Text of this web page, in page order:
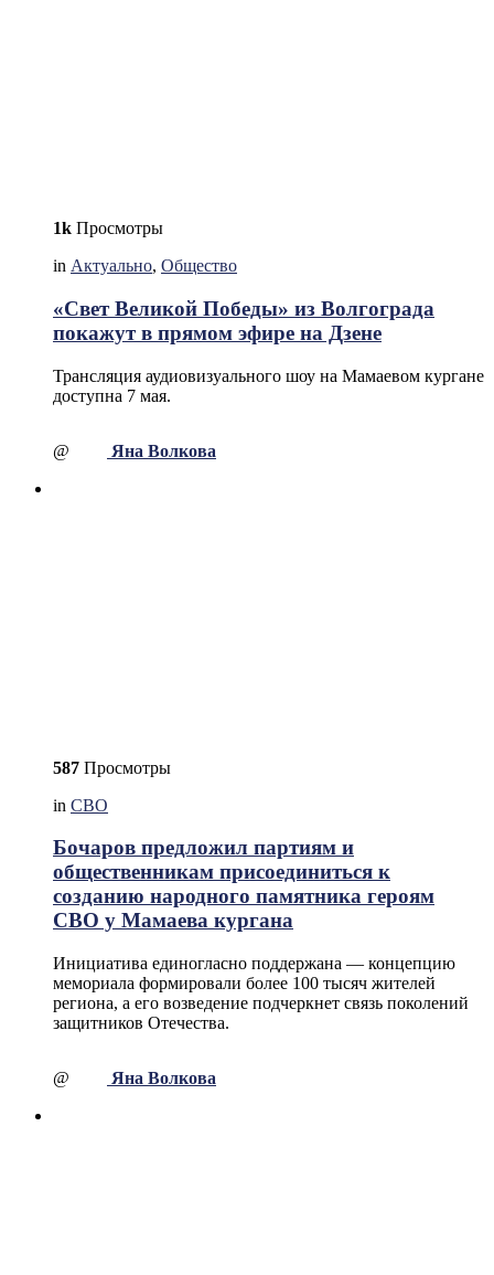
1k Просмотры
in Актуально, Общество
«Свет Великой Победы» из Волгограда
покажут в прямом эфире на Дзене
Трансляция аудиовизуального шоу на Мамаевом кургане
доступна 7 мая.
@ Яна Волкова
587 Просмотры
in СВО
Бочаров предложил партиям и
общественникам присоединиться к
созданию народного памятника героям
СВО у Мамаева кургана
Инициатива единогласно поддержана — концепцию
мемориала формировали более 100 тысяч жителей
региона, а его возведение подчеркнет связь поколений
защитников Отечества.
@ Яна Волкова